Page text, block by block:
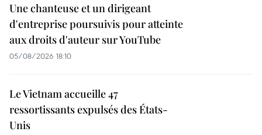
Une chanteuse et un dirigeant
d'entreprise poursuivis pour atteinte
aux droits d'auteur sur YouTube
05/08/2026 18:10
Le Vietnam accueille 47
ressortissants expulsés des États-
Unis